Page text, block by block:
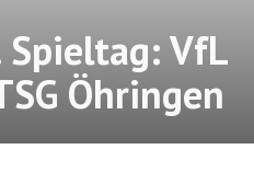
Spieltag: VfL
Öhringen